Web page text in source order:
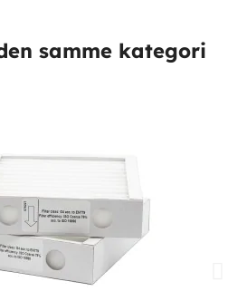
samme kategori